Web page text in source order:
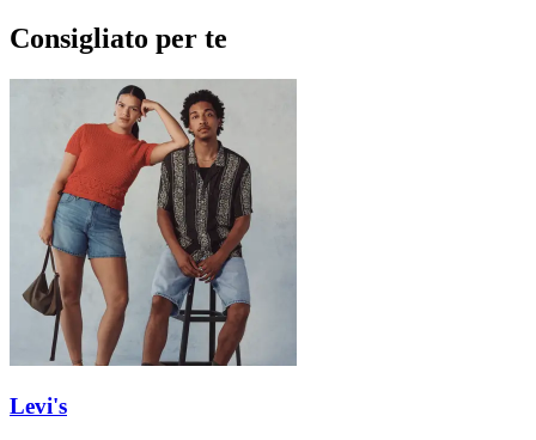
Consigliato per te
Levi's